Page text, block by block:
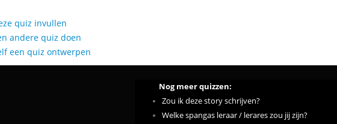
quiz invullen
andere quiz doen
een quiz ontwerpen
Nog meer quizzen:
Zou ik deze story schrijven?
Welke spangas leraar / lerares zou jij zijn?